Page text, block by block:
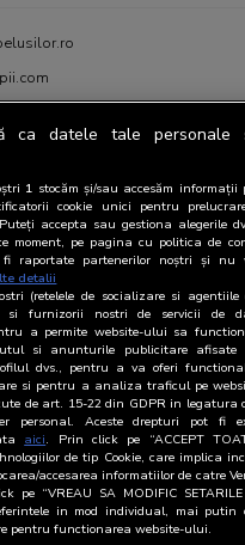
de contact în
Nume Functie Email
Florin
Popescu
Director
General
Florin
Director
General
Florin
Director
General
ca datele tale personale
1 stocăm și/sau accesăm informații
cookie unici pentru
accepta sau gestiona alegerile
moment, pe pagina cu politica de
fi raportate partenerilor noștri și nu
detalii
(retelele de socializare si agentiile
si furnizorii nostri de servicii de
a permite website-ului sa
si anunturile publicitare
dvs., pentru a va oferi
si pentru a analiza traficul pe
de art. 15-22 din GDPR in legatura
personal. Aceste drepturi pot fi
aici. Prin click pe “ACCEPT
de tip Cookie, care implica
accesarea informatiilor de catre
pe “VREAU SA MODIFIC SETARILE
in mod individual, mai putin
pentru functionarea website-ului.